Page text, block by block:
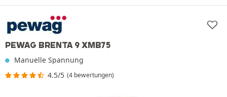
PEWAG BRENTA 9 XMB75
Manuelle Spannung
4.5/5 (4 bewertungen)